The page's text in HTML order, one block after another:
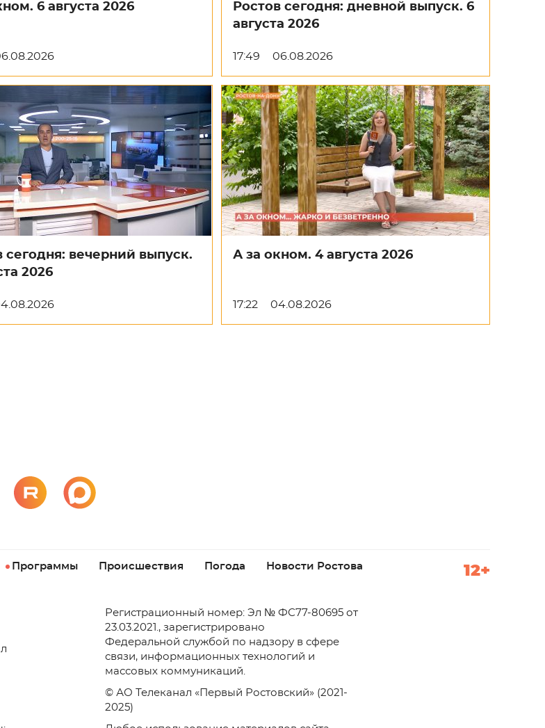
6 августа 2026
Ростов сегодня: дневной выпуск. 6
августа 2026
17:49 06.08.2026
сегодня: вечерний выпуск.
2026
А за окном. 4 августа 2026
17:22 04.08.2026
Программы Происшествия Погода Новости Ростова 12+
Регистрационный номер: Эл № ФС77-80695 от
23.03.2021., зарегистрировано
Федеральной службой по надзору в сфере
связи, информационных технологий и
массовых коммуникаций.
© АО Телеканал «Первый Ростовский» (2021-
2025)